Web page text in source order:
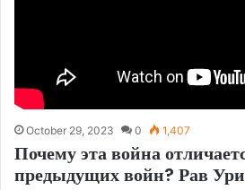
October 29, 2023 0 1,407
Почему эта война
предыдущих войн? Рав